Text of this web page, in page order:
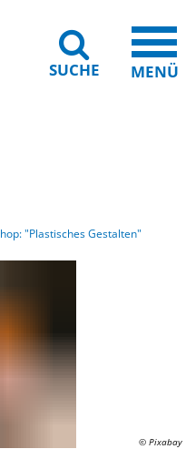
SUCHE MENÜ
"Plastisches Gestalten"
© Pixabay